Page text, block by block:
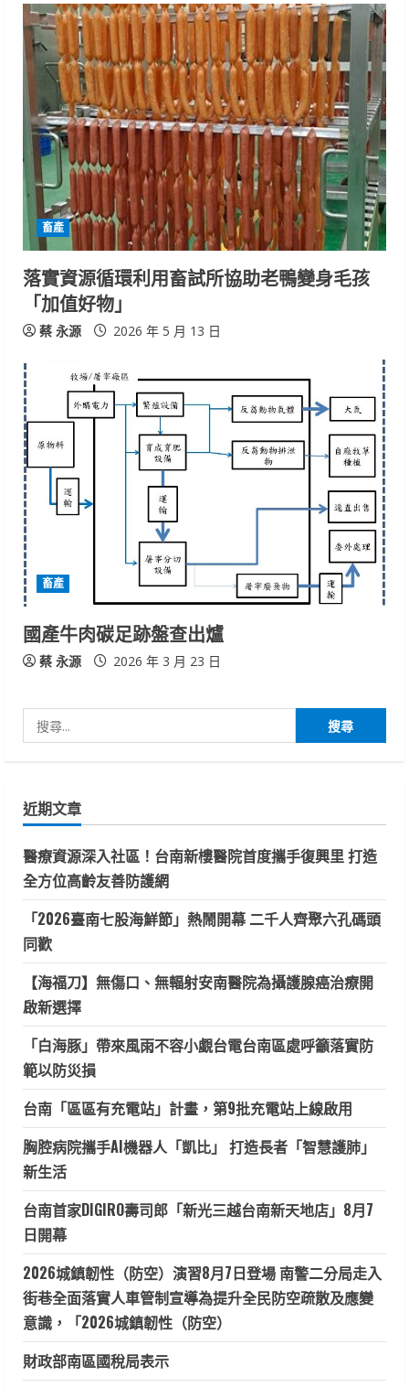
畜產
落實資源循環利用畜試所協助老鴨變身毛孩
「加值好物」
蔡 永源 2026 年 5 月 13 日
畜產
國產牛肉碳足跡盤查出爐
蔡 永源 2026 年 3 月 23 日
尋
字:
近期文章
醫療資源深入社區！台南新樓醫院首度攜手復興里 打造
全方位高齡友善防護網
「2026臺南七股海鮮節」熱鬧開幕 二千人齊聚六孔碼頭
同歡
【海福刀】無傷口、無輻射安南醫院為攝護腺癌治療開
啟新選擇
「白海豚」帶來風雨不容小覷台電台南區處呼籲落實防
範以防災損
台南「區區有充電站」計畫，第9批充電站上線啟用
胸腔病院攜手AI機器人「凱比」 打造長者「智慧護肺」
新生活
台南首家DIGIRO壽司郎「新光三越台南新天地店」8月7
日開幕
2026城鎮韌性（防空）演習8月7日登場 南警二分局走入
街巷全面落實人車管制宣導為提升全民防空疏散及應變
意識，「2026城鎮韌性（防空）
財政部南區國稅局表示